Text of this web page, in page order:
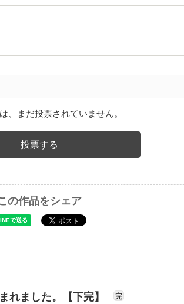
、まだ投票されていません。
投票する
の作品をシェア
れました。【下完】 完